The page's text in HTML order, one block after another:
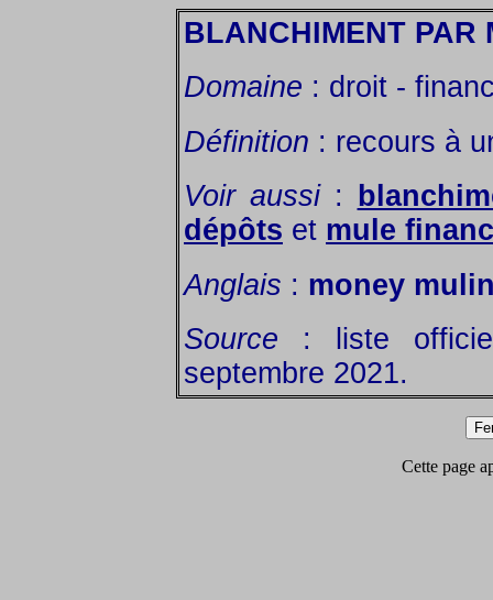
BLANCHIMENT PAR
Domaine : droit -
Définition : recours à
Voir aussi:
dépôts et mule
Anglais : money
Source : liste
septembre 2021.
Cette page